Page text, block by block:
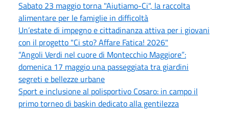
Sabato 23 maggio torna "Aiutiamo-Ci", la raccolta
alimentare per le famiglie in difficoltà
Un’estate di impegno e cittadinanza attiva per i giovani
con il progetto "Ci sto? Affare Fatica! 2026"
“Angoli Verdi nel cuore di Montecchio Maggiore”:
domenica 17 maggio una passeggiata tra giardini
segreti e bellezze urbane
Sport e inclusione al polisportivo Cosaro: in campo il
primo torneo di baskin dedicato alla gentilezza